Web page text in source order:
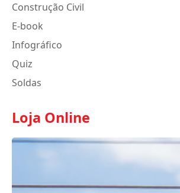
Construção Civil
E-book
Infográfico
Quiz
Soldas
Loja Online